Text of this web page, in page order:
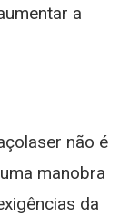
a
não é
manobra
da